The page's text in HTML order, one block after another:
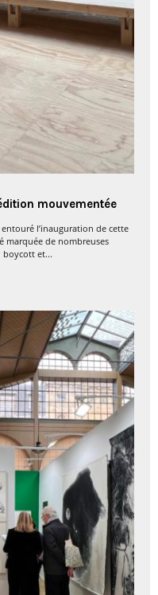
mouvementée
l’inauguration de cette
marquée de nombreuses
boycott et...